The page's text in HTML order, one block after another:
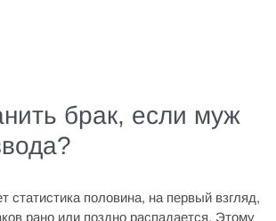
брак, если муж
статистика половина, на первый взгляд,
рано или поздно распадается. Этому